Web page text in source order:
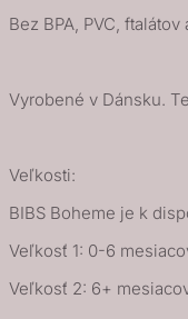
Bez BPA, PVC,
Vyrobené v Dánsku.
Veľkosti:
BIBS Boheme je k
Veľkosť 1: 0-6
Veľkosť 2: 6+